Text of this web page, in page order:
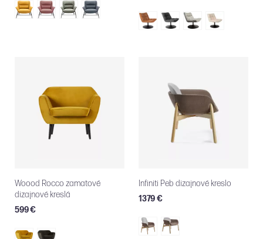
Woood Rocco zamatové
dizajnové kreslá
599 €
Infiniti Peb dizajnové kreslo
1379 €